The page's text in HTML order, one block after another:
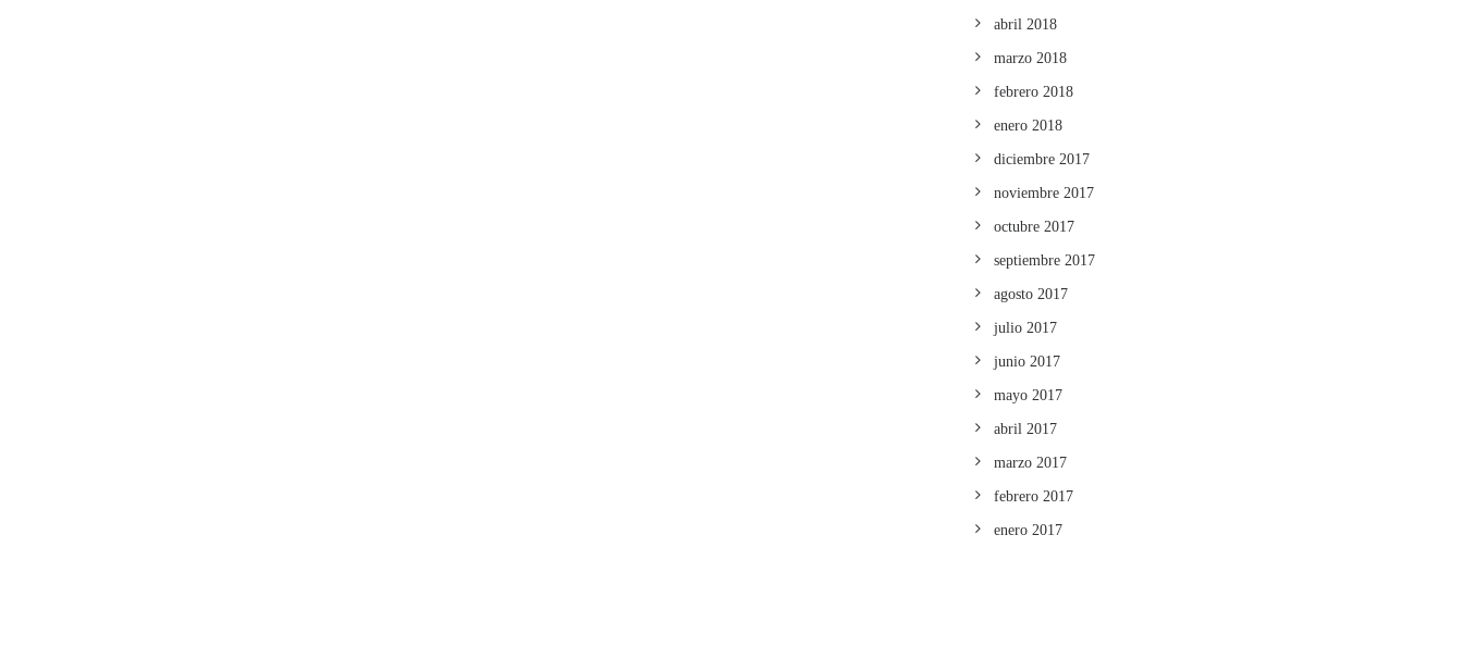
abril 2018
marzo 2018
febrero 2018
enero 2018
diciembre 2017
noviembre 2017
octubre 2017
septiembre 2017
agosto 2017
julio 2017
junio 2017
mayo 2017
abril 2017
marzo 2017
febrero 2017
enero 2017